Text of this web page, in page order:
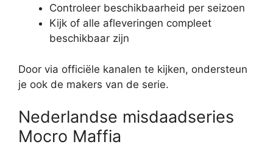
Controleer beschikbaarheid per seizoen
Kijk of alle afleveringen compleet
beschikbaar zijn
Door via officiële kanalen te kijken, ondersteun
je ook de makers van de serie.
Nederlandse misdaadseries
Mocro Maffia